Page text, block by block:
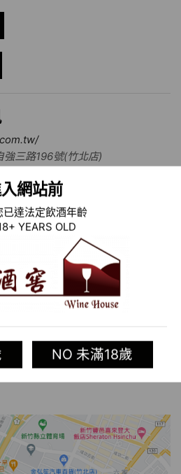
網站前
已達法定飲酒年齡
YEARS OLD
NO 未滿18歲
強三路196號(竹北店)
灣大道十段166號(台中三井outlet店
灣大道三段301號B2樓(台中新光三